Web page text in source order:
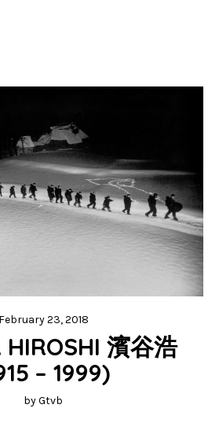
February 23, 2018
濱谷浩
– 1999)
byGtvb